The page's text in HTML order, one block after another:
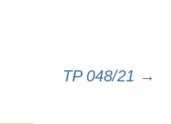
TP 048/21 →